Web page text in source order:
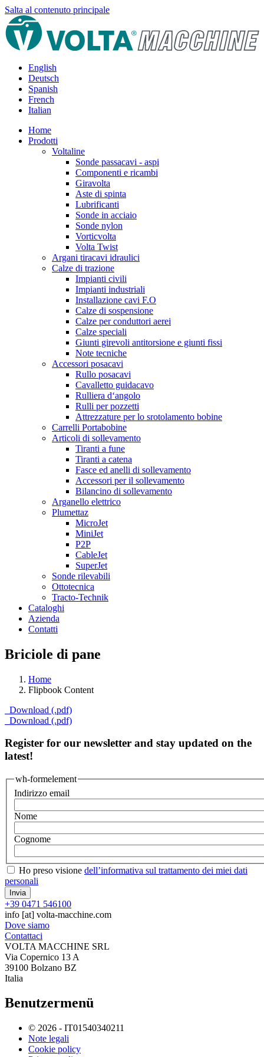
Salta al contenuto principale
English
Deutsch
Spanish
French
Italian
Home
Prodotti
Voltaline
Sonde passacavi - aspi
Componenti e ricambi
Giravolta
Aste di spinta
Lubrificanti
Sonde in acciaio
Sonde nylon
Vorticvolta
Volta Twist
Argani tiracavi idraulici
Calze di trazione
Impianti civili
Impianti industriali
Installazione cavi F.O
Calze di sospensione
Calze per conduttori aerei
Calze speciali
Giunti girevoli antitorsione e giunti fissi
Note tecniche
Accessori posacavi
Rullo posacavi
Cavalletto guidacavo
Rulliera d‘angolo
Rulli per pozzetti
Attrezzature per lo srotolamento bobine
Carrelli Portabobine
Articoli di sollevamento
Tiranti a fune
Tiranti a catena
Fasce ed anelli di sollevamento
Accessori per il sollevamento
Bilancino di sollevamento
Arganello elettrico
Plumettaz
MicroJet
MiniJet
P2P
CableJet
SuperJet
Sonde rilevabili
Ottotecnica
Tracto-Technik
Cataloghi
Azienda
Contatti
Briciole di pane
Home
Flipbook Content
Download (.pdf)
Download (.pdf)
Register for our newsletter and stay updated on the
latest!
wh-formelement
Indirizzo email
Nome
Cognome
Ho preso visione dell’informativa sul trattamento dei miei dati
personali
+39 0471 546100
info [at] volta-macchine.com
Dove siamo
Contattaci
VOLTA MACCHINE SRL
Via Copernico 13 A
39100 Bolzano BZ
Italia
Benutzermenü
© 2026 - IT01540340211
Note legali
Cookie policy